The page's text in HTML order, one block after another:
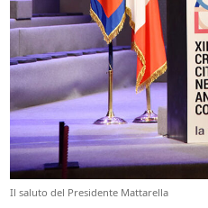
Il saluto del Presidente Mattarella